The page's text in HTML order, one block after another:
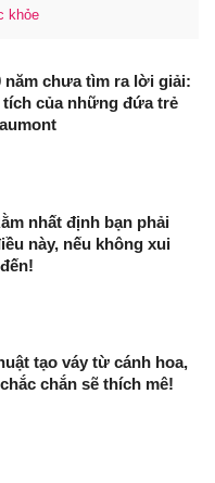
khỏe
năm chưa tìm ra lời giải:
tích của những đứa trẻ
nhất định bạn phải
này, nếu không xui
tạo váy từ cánh hoa,
chắn sẽ thích mê!